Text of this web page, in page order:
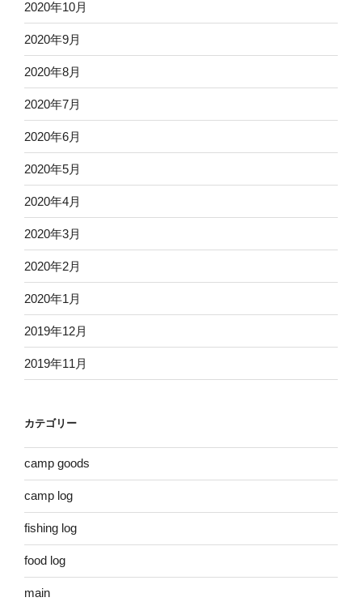
2020年10月
2020年9月
2020年8月
2020年7月
2020年6月
2020年5月
2020年4月
2020年3月
2020年2月
2020年1月
2019年12月
2019年11月
カテゴリー
camp goods
camp log
fishing log
food log
main